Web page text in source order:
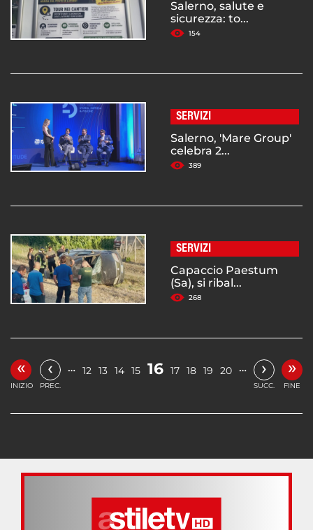
Salerno, salute e
sicurezza: to...
154
SERVIZI
Salerno, 'Mare Group'
celebra 2...
389
SERVIZI
Capaccio Paestum
(Sa), si ribal...
268
«
INIZIO
‹
PREC.
… 12 13 14 15 16 17 18 19 20 … ›
SUCC.
»
FINE